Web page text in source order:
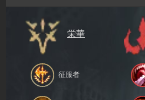
栄華
征服者